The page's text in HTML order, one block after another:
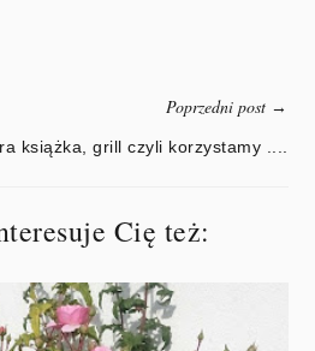
Poprzedni post→
książka, grill czyli korzystamy ....
Cię też: